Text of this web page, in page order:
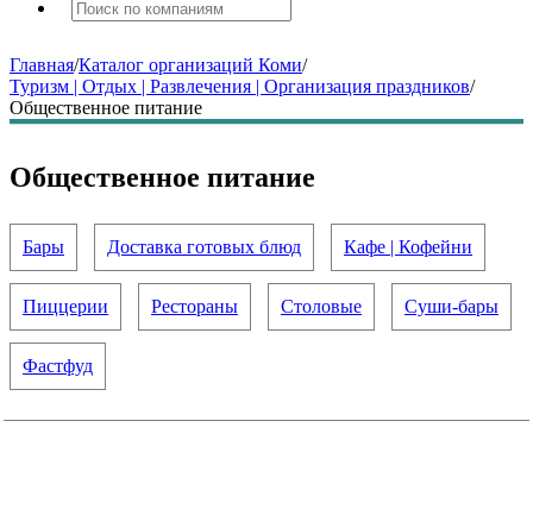
Главная/Каталог организаций Коми/
Туризм | Отдых | Развлечения | Организация праздников/
Общественное питание
Общественное питание
Бары Доставка готовых блюд Кафе | Кофейни
Пиццерии Рестораны Столовые Суши-бары
Фастфуд